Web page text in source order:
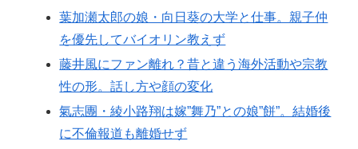
葉加瀬太郎の娘・向日葵の大学と仕事。親子仲
を優先してバイオリン教えず
藤井風にファン離れ？昔と違う海外活動や宗教
性の形。話し方や顔の変化
氣志團・綾小路翔は嫁”舞乃”との娘”餅”。結婚後
に不倫報道も離婚せず